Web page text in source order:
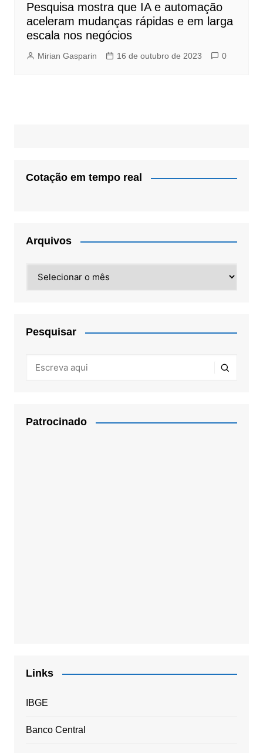
Pesquisa mostra que IA e automação
aceleram mudanças rápidas e em larga
escala nos negócios
Mirian Gasparin 16 de outubro de 2023 0
Cotação em tempo real
Arquivos
Pesquisar
Patrocinado
Links
IBGE
Banco Central